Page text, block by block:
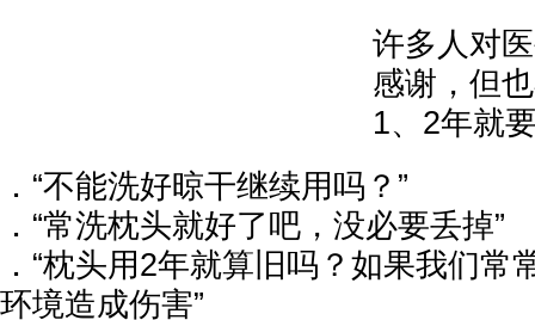
许多人对
感谢，但
1、2年就
．“不能洗好晾干继续用吗？”
．“常洗枕头就好了吧，没必要丢掉”
．“枕头用2年就算旧吗？如果我们常
环境造成伤害”